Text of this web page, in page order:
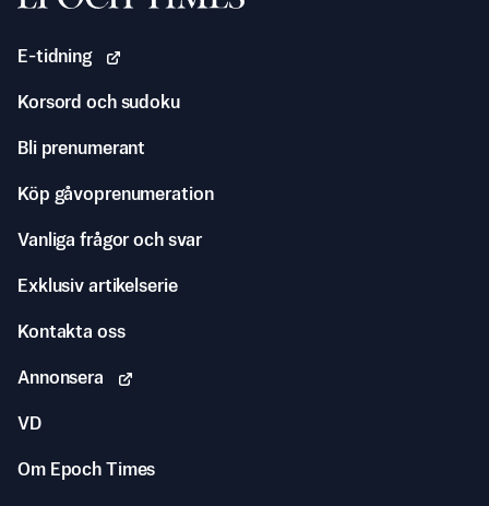
E-tidning
Korsord och sudoku
Bli prenumerant
Köp gåvoprenumeration
Vanliga frågor och svar
Exklusiv artikelserie
Kontakta oss
Annonsera
VD
Om Epoch Times